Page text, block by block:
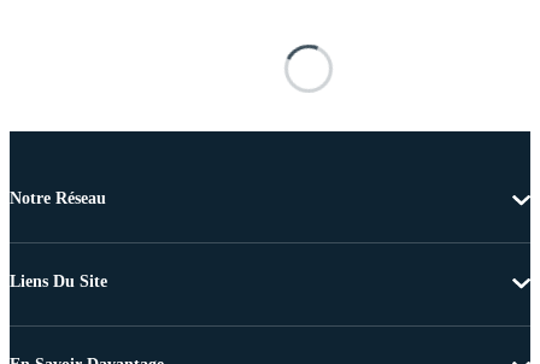
Notre Réseau
Liens Du Site